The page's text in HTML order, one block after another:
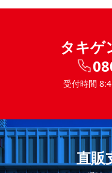
タキゲ
受付時間
直販